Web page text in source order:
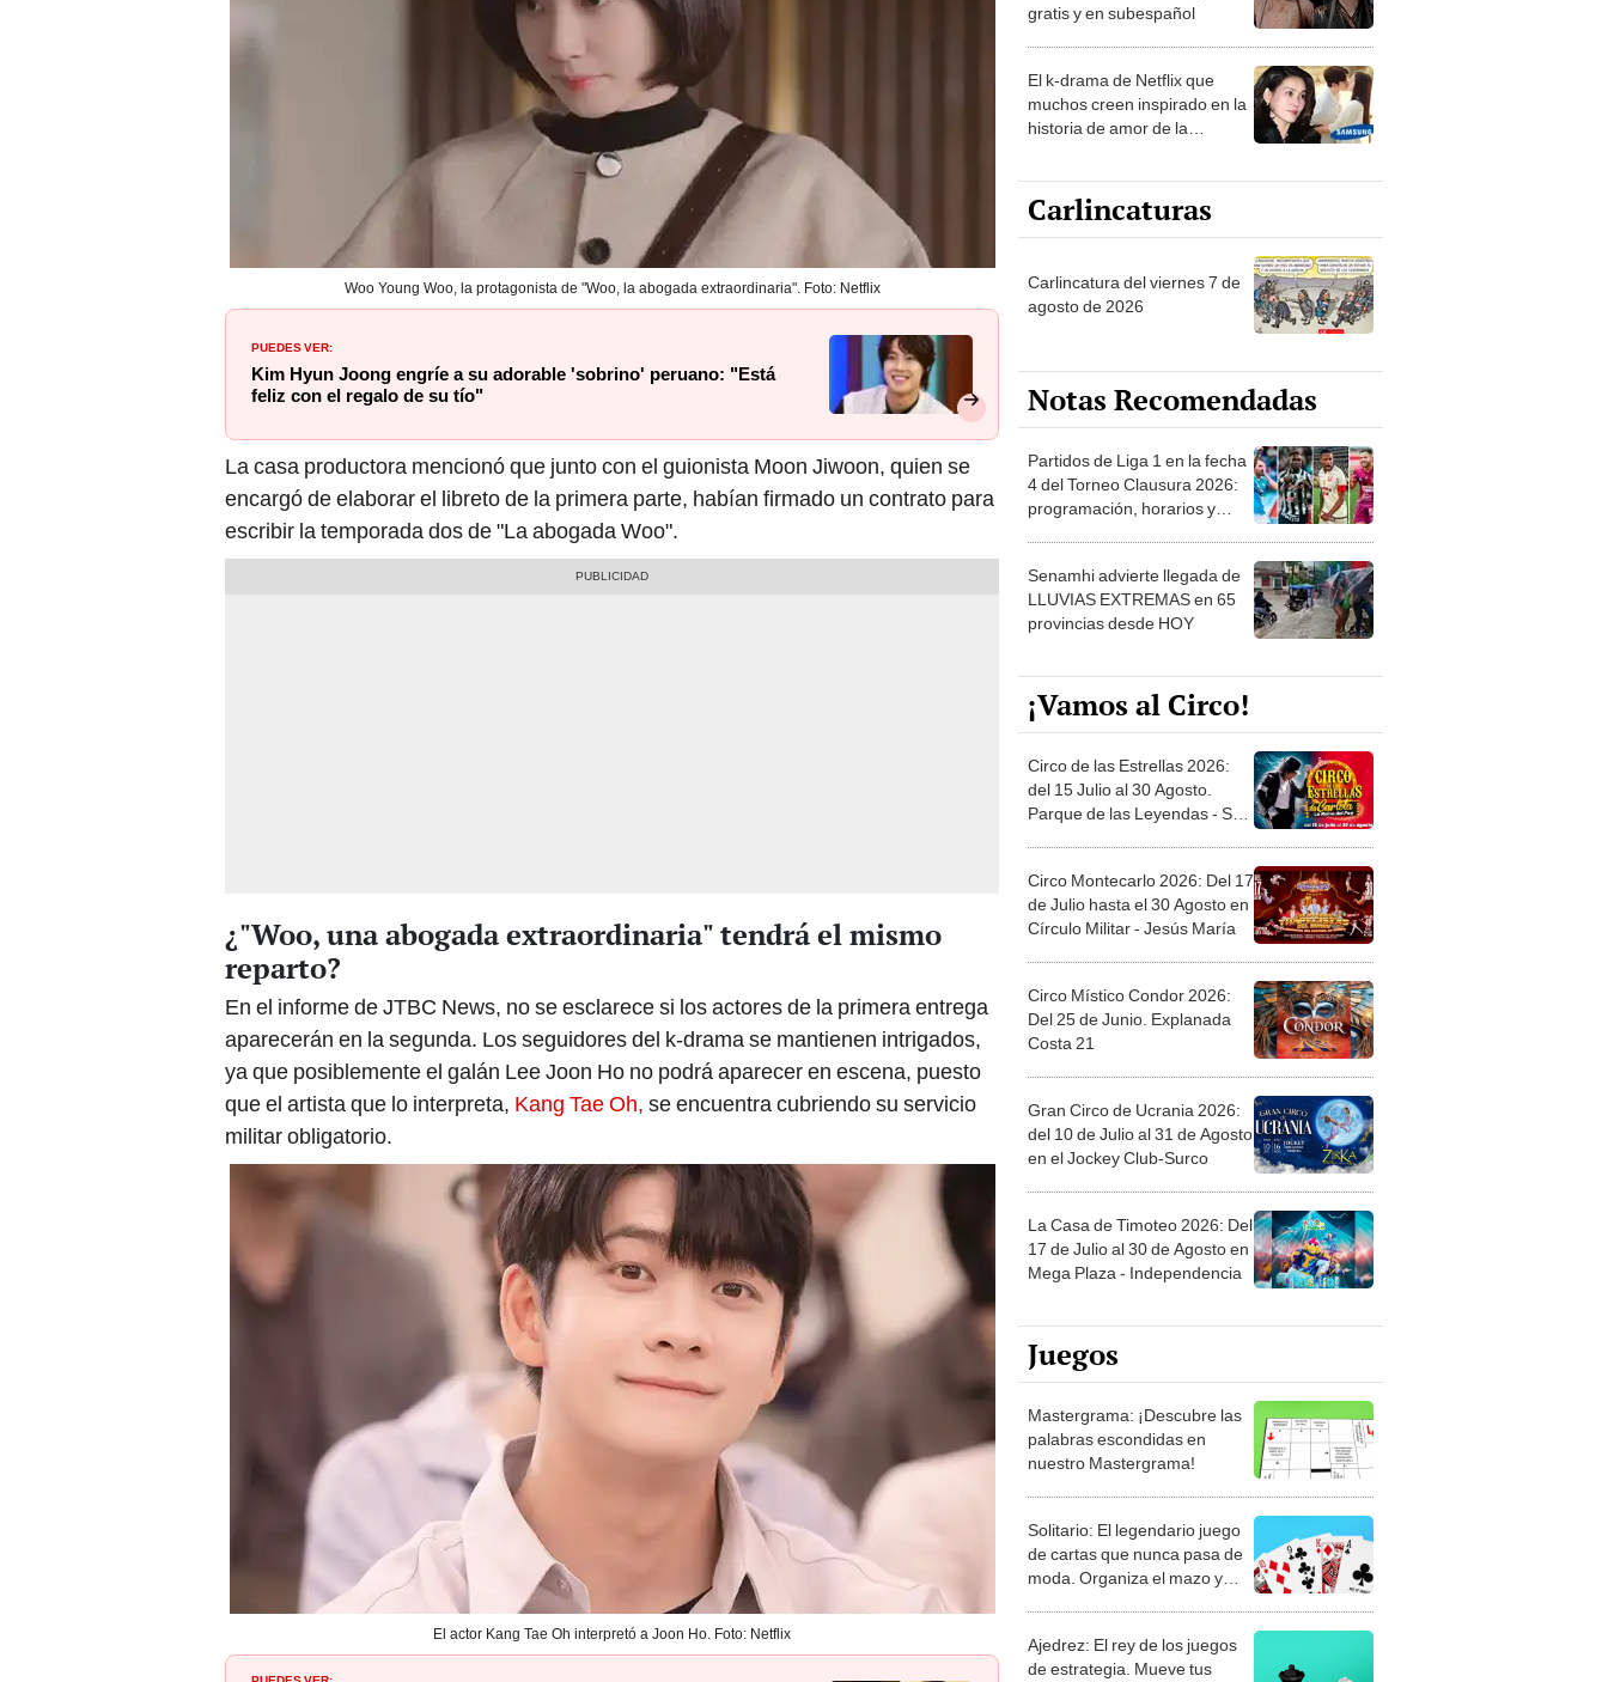
Woo Young Woo, la protagonista de "Woo, la abogada extraordinaria". Foto: Netflix
PUEDES VER:
Kim Hyun Joong engríe a su adorable 'sobrino' peruano: "Está
feliz con el regalo de su tío"
La casa productora mencionó que junto con el guionista Moon Jiwoon, quien se
encargó de elaborar el libreto de la primera parte, habían firmado un contrato para
escribir la temporada dos de "La abogada Woo".
¿"Woo, una abogada extraordinaria" tendrá el mismo
reparto?
En el informe de JTBC News, no se esclarece si los actores de la primera entrega
aparecerán en la segunda. Los seguidores del k-drama se mantienen intrigados,
ya que posiblemente el galán Lee Joon Ho no podrá aparecer en escena, puesto
que el artista que lo interpreta, Kang Tae Oh, se encuentra cubriendo su servicio
militar obligatorio.
El actor Kang Tae Oh interpretó a Joon Ho. Foto: Netflix
PUEDES VER:
gratis y en subespañol
El k-drama de Netflix que
muchos creen inspirado en la
historia de amor de la
Carlincaturas
Carlincatura del viernes 7 de
agosto de 2026
Notas Recomendadas
Partidos de Liga 1 en la fecha
4 del Torneo Clausura 2026:
programación, horarios y
Senamhi advierte llegada de
LLUVIAS EXTREMAS en 65
provincias desde HOY
¡Vamos al Circo!
Circo de las Estrellas 2026:
del 15 Julio al 30 Agosto.
Parque de las Leyendas - San
Circo Montecarlo 2026: Del 17
de Julio hasta el 30 Agosto en
Círculo Militar - Jesús María
Circo Místico Condor 2026:
Del 25 de Junio. Explanada
Costa 21
Gran Circo de Ucrania 2026:
del 10 de Julio al 31 de Agosto
en el Jockey Club-Surco
La Casa de Timoteo 2026: Del
17 de Julio al 30 de Agosto en
Mega Plaza - Independencia
Juegos
Mastergrama: ¡Descubre las
palabras escondidas en
nuestro Mastergrama!
Solitario: El legendario juego
de cartas que nunca pasa de
moda. Organiza el mazo y
Ajedrez: El rey de los juegos
de estrategia. Mueve tus